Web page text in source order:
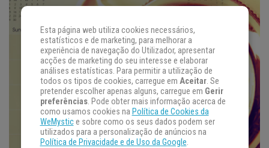
Esta página web utiliza cookies necessários,
estatísticos e de marketing, para melhorar a
experiência de navegação do Utilizador, apresentar
acções de marketing do seu interesse e elaborar
análises estatísticas. Para permitir a utilização de
todos os tipos de cookies, carregue em Aceitar. Se
pretender escolher apenas alguns, carregue em Gerir
preferências. Pode obter mais informação acerca de
como usamos cookies na Política de Cookies da
WeMystice sobre como os seus dados podem ser
utilizados para a personalização de anúncios na
Política de Privacidade e de Uso da Google.